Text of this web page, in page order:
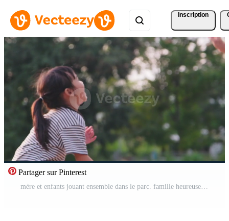
Inscription
Partager sur Pinterest
mère et enfants jouant ensemble dans le parc. famille heureuse faisant des activités ensemble en vacances. Vidéo Gratuite